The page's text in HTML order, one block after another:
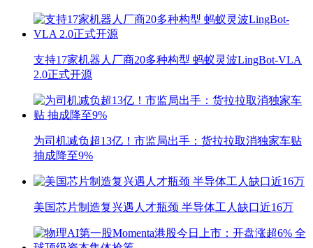
支持17家机器人厂商20多种构型 蚂蚁灵波LingBot-VLA
2.0正式开源
为司机减负超13亿！市监局出手：货拉拉取消独家车贴
抽成降至9%
美国芯片制造复兴遇人才瓶颈 半导体工人缺口近16万